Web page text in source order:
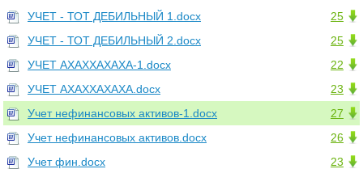
25
УЧЕТ - ТОТ ДЕБИЛЬНЫЙ 1.docx
25
УЧЕТ - ТОТ ДЕБИЛЬНЫЙ 2.docx
22
УЧЕТ АХАХХАХАХА-1.docx
23
УЧЕТ АХАХХАХАХА.docx
27
Учет нефинансовых активов-1.docx
26
Учет нефинансовых активов.docx
23
Учет фин.docx